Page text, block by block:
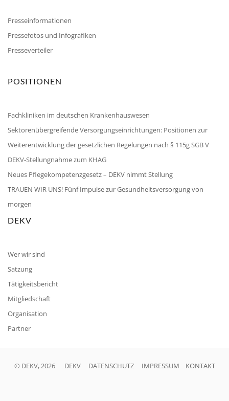
Presseinformationen
Pressefotos und Infografiken
Presseverteiler
POSITIONEN
Fachkliniken im deutschen Krankenhauswesen
Sektorenübergreifende Versorgungseinrichtungen: Positionen zur
Weiterentwicklung der gesetzlichen Regelungen nach § 115g SGB V
DEKV-Stellungnahme zum KHAG
Neues Pflegekompetenzgesetz – DEKV nimmt Stellung
TRAUEN WIR UNS! Fünf Impulse zur Gesundheitsversorgung von
morgen
DEKV
Wer wir sind
Satzung
Tätigkeitsbericht
Mitgliedschaft
Organisation
Partner
© DEKV, 2026 DEKV DATENSCHUTZ IMPRESSUM KONTAKT